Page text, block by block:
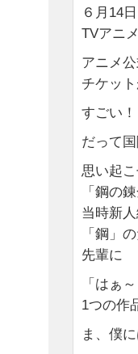
６月14
TVアニ
アニメ
チケッ
すごい！
だって
思い起こ
「鋼の
当時新
「鋼」
先輩に
「はぁ
1つの作
ま、僕